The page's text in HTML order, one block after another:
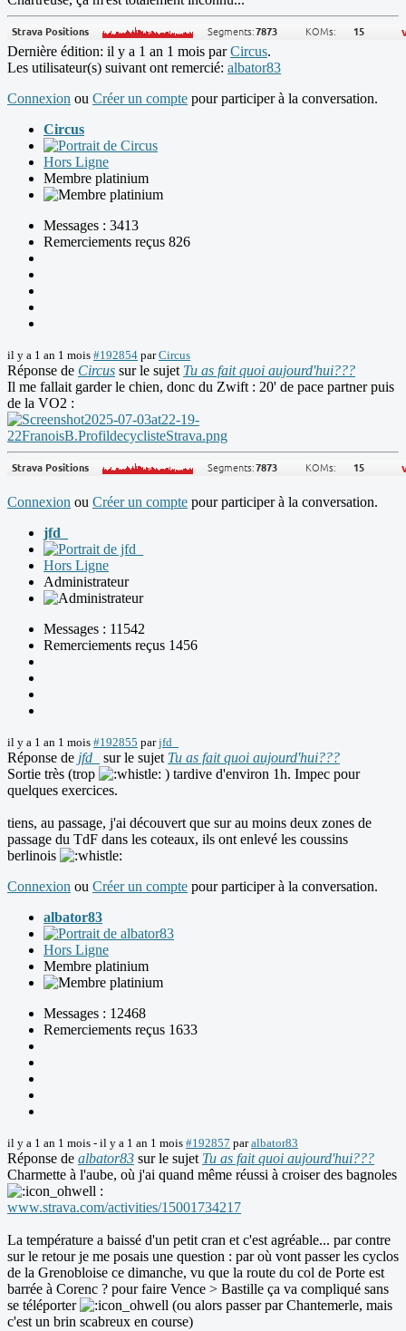
Dernière édition: il y a 1 an 1 mois parCircus.
Les utilisateur(s) suivant ont remercié: albator83
Connexion ou Créer un compte pour participer à la conversation.
Circus
Hors Ligne
Membre platinium
Messages : 3413
Remerciements reçus 826
il y a 1 an 1 mois #192854 parCircus
Réponse de Circus sur le sujet Tu as fait quoi aujourd'hui???
Il me fallait garder le chien, donc du Zwift : 20' de pace partner puis
de la VO2 :
Connexion ou Créer un compte pour participer à la conversation.
jfd_
Hors Ligne
Administrateur
Messages : 11542
Remerciements reçus 1456
il y a 1 an 1 mois #192855 parjfd_
Réponse de jfd_ sur le sujet Tu as fait quoi aujourd'hui???
Sortie très (trop
) tardive d'environ 1h. Impec pour
quelques exercices.
tiens, au passage, j'ai découvert que sur au moins deux zones de
passage du TdF dans les coteaux, ils ont enlevé les coussins
berlinois
Connexion ou Créer un compte pour participer à la conversation.
albator83
Hors Ligne
Membre platinium
Messages : 12468
Remerciements reçus 1633
il y a 1 an 1 mois - il y a 1 an 1 mois #192857 paralbator83
Réponse de albator83 sur le sujet Tu as fait quoi aujourd'hui???
Charmette à l'aube, où j'ai quand même réussi à croiser des bagnoles
:
www.strava.com/activities/15001734217
La température a baissé d'un petit cran et c'est agréable... par contre
sur le retour je me posais une question : par où vont passer les cyclos
de la Grenobloise ce dimanche, vu que la route du col de Porte est
barrée à Corenc ? pour faire Vence > Bastille ça va compliqué sans
se téléporter
(ou alors passer par Chantemerle, mais
c'est un brin scabreux en course)